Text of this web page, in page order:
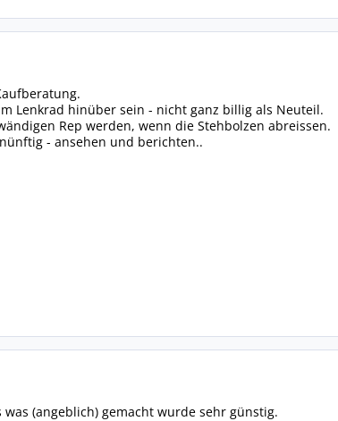
Lenkrad hinüber sein - nicht ganz billig als Neuteil.
Rep werden, wenn die Stehbolzen abreissen.
- ansehen und berichten..
(angeblich) gemacht wurde sehr günstig.